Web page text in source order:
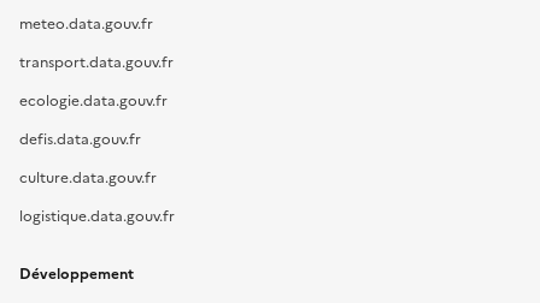
meteo.data.gouv.fr
transport.data.gouv.fr
ecologie.data.gouv.fr
defis.data.gouv.fr
culture.data.gouv.fr
logistique.data.gouv.fr
Développement